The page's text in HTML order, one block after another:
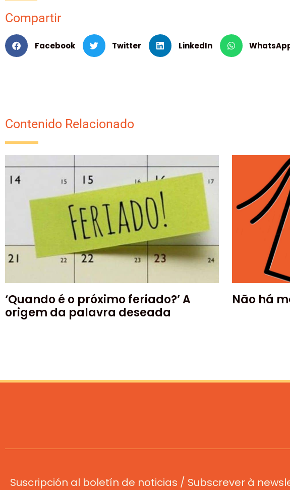
Compartir
Facebook Twitter LinkedIn
Contenido Relacionado
‘Quando é o próximo feriado?’ A
origem da palavra deseada
Não há
Suscripción al boletín de noticias / Subscrever à